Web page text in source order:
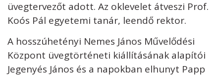
üvegtervezőt adott. Az oklevelet átveszi Prof.
Koós Pál egyetemi tanár, leendő rektor.
A hosszúhetényi Nemes János Művelődési
Központ üvegtörténeti kiállításának alapítói
Jegenyés János és a napokban elhunyt Papp